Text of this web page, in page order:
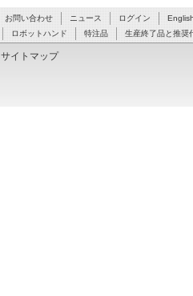
お問い合わせ ニュース ログイン
ロボットハンド 特注品 生産終了品と推奨
サイトマップ